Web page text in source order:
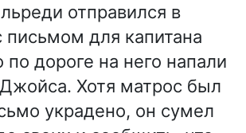
отправился в
для капитана
по дороге на него напали
Хотя матрос был
украдено, он сумел